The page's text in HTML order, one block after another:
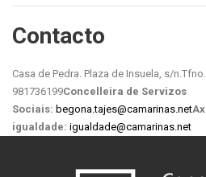
Contacto
Casa de Pedra. Plaza de Insuela, s/n.
981736199Concelleira de Servizos
Sociais: begona.tajes@camarinas.net
igualdade: igualdade@camarinas.net